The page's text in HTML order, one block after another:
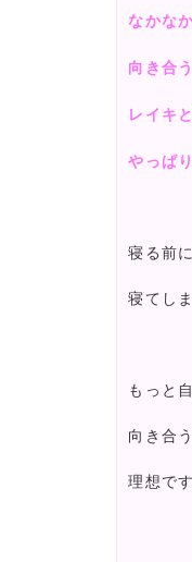
なかな
向き合
レイキ
やっぱ
寝る前
寝てし
もっと
向き合
理想で